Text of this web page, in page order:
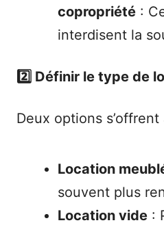
copropriété :
interdisent la
2️⃣ Définir le type de
Deux options s’offrent
Location
souvent plus
Location vide :